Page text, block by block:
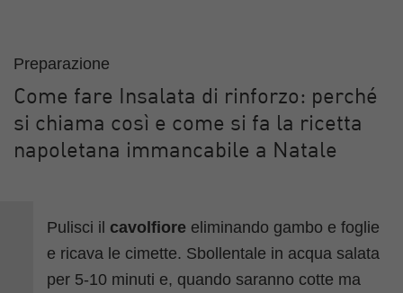
Preparazione
Come fare Insalata di rinforzo: perché
si chiama così e come si fa la ricetta
napoletana immancabile a Natale
Pulisci il cavolfiore eliminando gambo e foglie
e ricava le cimette. Sbollentale in acqua salata
per 5-10 minuti e, quando saranno cotte ma